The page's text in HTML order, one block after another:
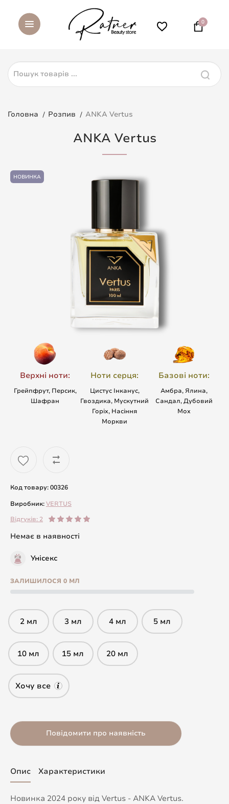
0
Головна Розпив ANKA Vertus
ANKA Vertus
НОВИНКА
Верхні ноти:
Грейпфрут, Персик,
Шафран
Ноти серця:
Цистус Інканус,
Гвоздика, Мускутний
Горіх, Насіння
Моркви
Базові ноти:
Амбра, Ялина,
Сандал, Дубовий
Мох
Код товару: 00326
Виробник:VERTUS
Відгуків: 2
Немає в наявності
Унісекс
ЗАЛИШИЛОСЯ 0 МЛ
2 мл 3 мл 4 мл 5 мл
10 мл 15 мл 20 мл
Хочу все
Повідомити про наявність
Опис Характеристики
Новинка 2024 року від Vertus - ANKA Vertus.